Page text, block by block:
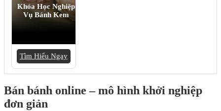
Khóa Học Nghiệp
Vụ Bánh Kem
Tìm Hiểu Ngay
Bán bánh online – mô hình khởi nghiệp
đơn giản